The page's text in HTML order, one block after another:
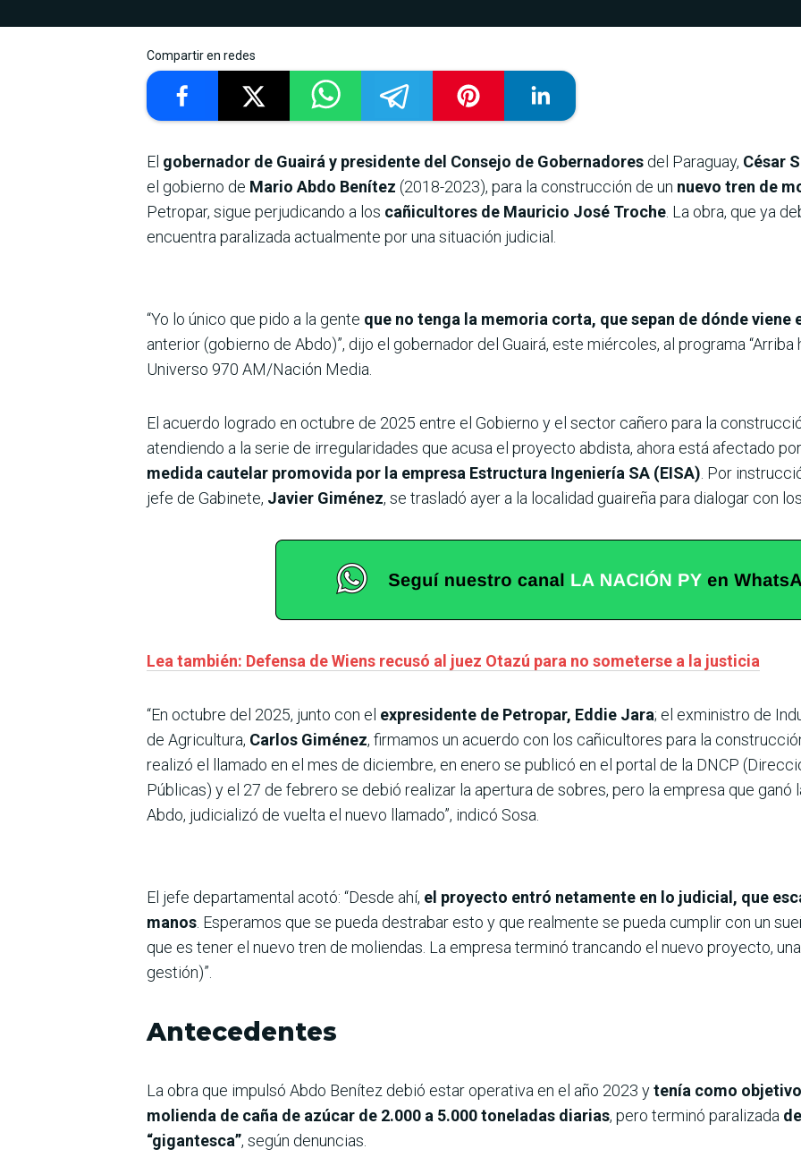
Compartir en redes
El gobernador de Guairá y presidente del Consejo de Gobernadores del Paraguay, César
el gobierno de Mario Abdo Benítez (2018-2023), para la construcción de un nuevo tren de
Petropar, sigue perjudicando a los cañicultores de Mauricio José Troche . La obra, que ya
encuentra paralizada actualmente por una situación judicial.
“Yo lo único que pido a la gente que no tenga la memoria corta, que sepan de dónde viene
anterior (gobierno de Abdo)”, dijo el gobernador del Guairá, este miércoles, al programa “Arriba
Universo 970 AM/Nación Media.
El acuerdo logrado en octubre de 2025 entre el Gobierno y el sector cañero para la
atendiendo a la serie de irregularidades que acusa el proyecto abdista, ahora está afectado
medida cautelar promovida por la empresa Estructura Ingeniería SA (EISA) . Por
jefe de Gabinete, Javier Giménez, se trasladó ayer a la localidad guaireña para dialogar con
Lea también: Defensa de Wiens recusó al juez Otazú para no someterse a la justicia
“En octubre del 2025, junto con el expresidente de Petropar, Eddie Jara; el exministro de
de Agricultura, Carlos Giménez, firmamos un acuerdo con los cañicultores para la
realizó el llamado en el mes de diciembre, en enero se publicó en el portal de la DNCP
Públicas) y el 27 de febrero se debió realizar la apertura de sobres, pero la empresa que
Abdo, judicializó de vuelta el nuevo llamado”, indicó Sosa.
El jefe departamental acotó: “Desde ahí, el proyecto entró netamente en lo judicial, que
manos . Esperamos que se pueda destrabar esto y que realmente se pueda cumplir con un
que es tener el nuevo tren de moliendas. La empresa terminó trancando el nuevo proyecto,
gestión)”.
Antecedentes
La obra que impulsó Abdo Benítez debió estar operativa en el año 2023 ytenía como
molienda de caña de azúcar de 2.000 a 5.000 toneladas diarias, pero terminó paralizada
“gigantesca”, según denuncias.